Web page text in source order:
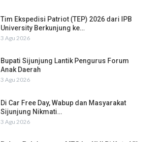
Tim Ekspedisi Patriot (TEP) 2026 dari IPB
University Berkunjung ke…
3 Agu 2026
Bupati Sijunjung Lantik Pengurus Forum
Anak Daerah
3 Agu 2026
Di Car Free Day, Wabup dan Masyarakat
Sijunjung Nikmati…
3 Agu 2026